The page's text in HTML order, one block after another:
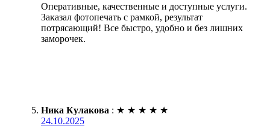
Оперативные, качественные и доступные услуги.
Заказал фотопечать с рамкой, результат
потрясающий! Все быстро, удобно и без лишних
заморочек.
Ника Кулакова : ★ ★ ★ ★ ★
24.10.2025